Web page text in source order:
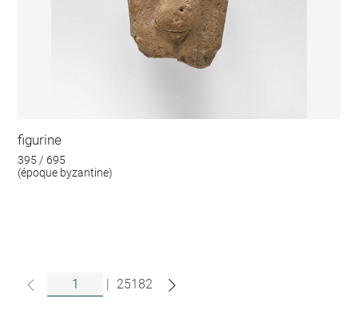
figurine
395 / 695
(époque byzantine)
| 25182